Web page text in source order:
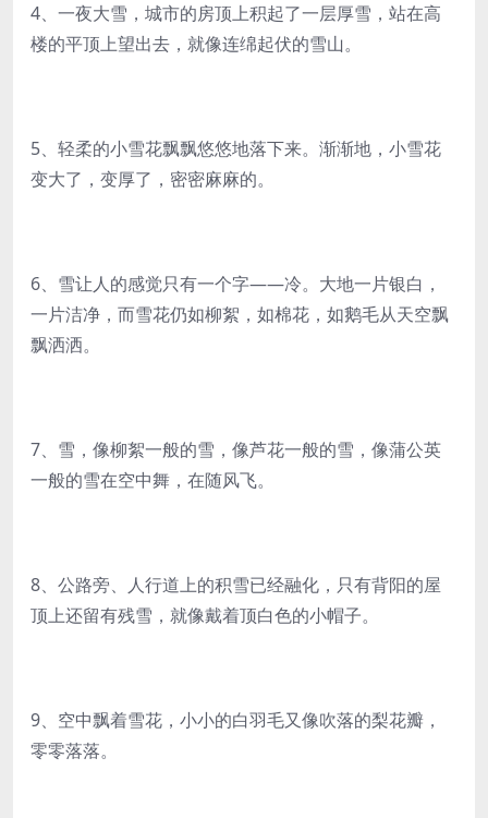
4、一夜大雪，城市的房顶上积起了一层厚雪，站在高
楼的平顶上望出去，就像连绵起伏的雪山。
5、轻柔的小雪花飘飘悠悠地落下来。渐渐地，小雪花
变大了，变厚了，密密麻麻的。
6、雪让人的感觉只有一个字——冷。大地一片银白，
一片洁净，而雪花仍如柳絮，如棉花，如鹅毛从天空飘
飘洒洒。
7、雪，像柳絮一般的雪，像芦花一般的雪，像蒲公英
一般的雪在空中舞，在随风飞。
8、公路旁、人行道上的积雪已经融化，只有背阳的屋
顶上还留有残雪，就像戴着顶白色的小帽子。
9、空中飘着雪花，小小的白羽毛又像吹落的梨花瓣，
零零落落。